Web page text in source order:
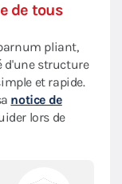
de tous
pliant,
d'une structure
et rapide.
notice de
lors de